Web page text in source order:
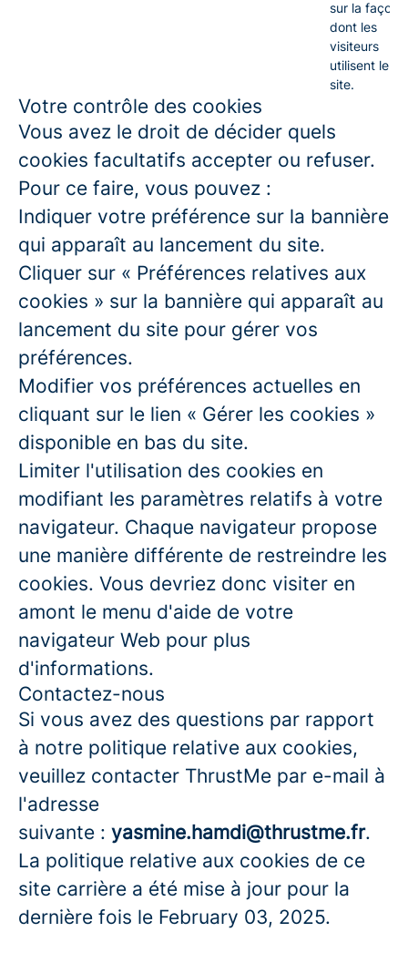
sur la façon
dont les
visiteurs
utilisent le
site.
Votre contrôle des cookies
Vous avez le droit de décider quels
cookies facultatifs accepter ou refuser.
Pour ce faire, vous pouvez :
Indiquer votre préférence sur la bannière
qui apparaît au lancement du site.
Cliquer sur « Préférences relatives aux
cookies » sur la bannière qui apparaît au
lancement du site pour gérer vos
préférences.
Modifier vos préférences actuelles en
cliquant sur le lien « Gérer les cookies »
disponible en bas du site.
Limiter l'utilisation des cookies en
modifiant les paramètres relatifs à votre
navigateur. Chaque navigateur propose
une manière différente de restreindre les
cookies. Vous devriez donc visiter en
amont le menu d'aide de votre
navigateur Web pour plus
d'informations.
Contactez-nous
Si vous avez des questions par rapport
à notre politique relative aux cookies,
veuillez contacter ThrustMe par e-mail à
l'adresse
suivante : yasmine.hamdi@thrustme.fr.
La politique relative aux cookies de ce
site carrière a été mise à jour pour la
dernière fois le February 03, 2025.